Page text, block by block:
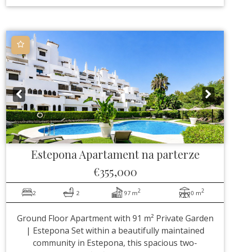
Estepona Apartament na parterze
€355,000
2 2 97 m2 0 m2
Ground Floor Apartment with 91 m² Private Garden
| Estepona Set within a beautifully maintained
community in Estepona, this spacious two-